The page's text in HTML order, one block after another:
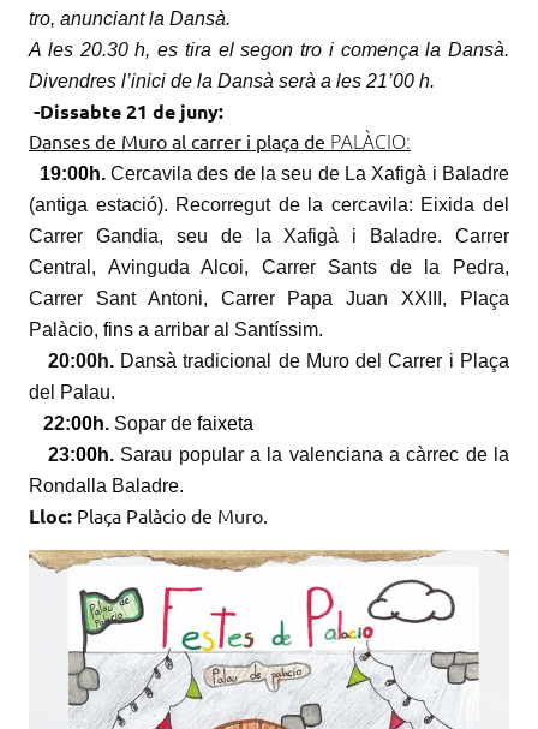
tro, anunciant la Dansà.
A les 20.30 h, es tira el segon tro i comença la Dansà.
Divendres l’inici de la Dansà serà a les 21’00 h.
-Dissabte 21 de juny:
Danses de Muro al carrer i plaça de PALÀCIO:
19:00h.Cercavila des de la seu de La Xafigà i Baladre
(antiga estació). Recorregut de la cercavila: Eixida del
Carrer Gandia, seu de la Xafigà i Baladre. Carrer
Central, Avinguda Alcoi, Carrer Sants de la Pedra,
Carrer Sant Antoni, Carrer PapaJuan XXIII, Plaça
Palàcio, fins a arribar al Santíssim.
20:00h.Dansà tradicional de Muro del Carrer i Plaça
del Palau.
22:00h. Sopar de faixeta
23:00h. Sarau popular a la valenciana a càrrec de la
Rondalla Baladre.
Lloc: Plaça Palàcio de Muro.